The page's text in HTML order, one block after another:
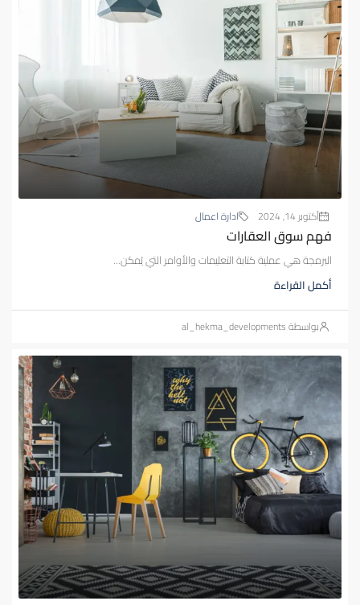
أكتوبر 14, 2024 ادارة اعمال
فهم سوق العقارات
البرمجة هي عملية كتابة التعليمات والأوامر التي يُمكن...
أكمل القراءة
بواسطة al_hekma_developments